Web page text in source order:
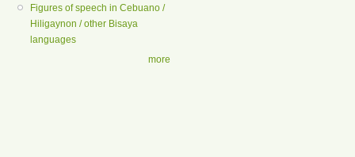
Figures of speech in Cebuano /
Hiligaynon / other Bisaya
languages
more